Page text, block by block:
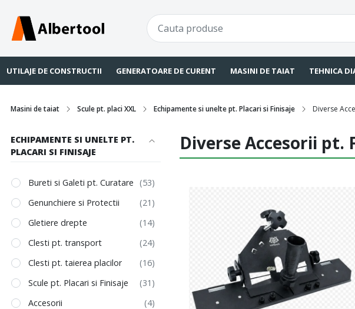
UTILAJE DE CONSTRUCTII GENERATOARE DE CURENT MASINI DE TAIAT TEHNICA
Masini de taiat Scule pt. placi XXL Echipamente si unelte pt. Placari si Finisaje Diverse
ECHIPAMENTE SI UNELTE PT.
PLACARI SI FINISAJE
Bureti si Galeti pt. Curatare
Genunchiere si Protectii
Gletiere drepte
Clesti pt. transport
Clesti pt. taierea placilor
Scule pt. Placari si Finisaje
Accesorii
Diverse Accesorii pt.